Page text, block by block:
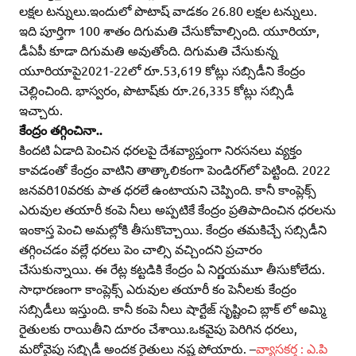
లక్షల టన్నులు.ఇందులో పొటాష్‌ వాడకం 26.80 లక్షల టన్నులు.
ఇది పూర్తిగా 100 శాతం దిగుమతి చేసుకోవాల్సింది. యూరియా,
డీఏపీ కూడా దిగుమతి అవుతోంది. దిగుమతి చేసుకున్న
యూరియాపై2021-22లో రూ.53,619 కోట్లు సబ్సిడీని కేంద్రం
చెల్లించింది. భాస్వరం, పొటాష్‌కు రూ.26,335 కోట్లు సబ్సిడీ
ఇచ్చారు.
కేంద్రం తగ్గించినా..
కిందటి ఏడాది పెంచిన ధరలపై దేశవ్యాప్తంగా నిరసనలు వ్యక్తం
కావడంతో కేంద్రం వాటిని తాత్కాలికంగా పెండిరగ్‌లో పెట్టింది. 2022
జనవరి10వరకు పాత ధరలే ఉంటాయని చెప్పింది. కానీ కాంప్లెక్స్‌
ఎరువుల తయారీ కంపె నీలు అప్పటికే కేంద్రం ప్రతిపాదించిన ధరలను
ఇంకాస్త పెంచి అమల్లోకి తీసుకొచ్చాయి. కేంద్రం తమకిచ్చే సబ్సిడీని
తగ్గించడం వల్లే ధరలు పెం చాల్సి వచ్చిందని ప్రచారం
చేసుకున్నాయి. ఈ రేట్ల కట్టడికి కేంద్రం ఏ నిర్ణయమూ తీసుకోలేదు.
సాధారణంగా కాంప్లెక్స్‌ ఎరువుల తయారీ కం పెనీలకు కేంద్రం
సబ్సిడీలు ఇస్తుంది. కానీ కంపె నీలు షార్టేజ్‌ సృష్టించి బ్లాక్‌ లో అమ్మి
రైతులకు రాయితీని దూరం చేశాయి.ఒకవైపు పెరిగిన ధరలు,
మరోవైపు సబ్బిడీ అందక రైతులు నష్ట పోయారు. –వ్యాసకర్త : ఎ.పి